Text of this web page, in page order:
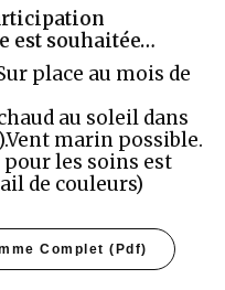
est souhaitée…
place au mois de
au soleil dans
marin possible.
les soins est
de couleurs)
Complet (pdf)